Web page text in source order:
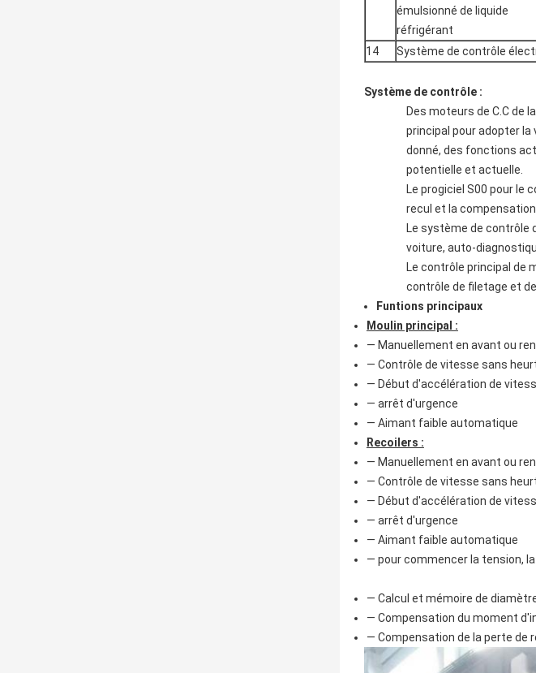
émulsionné de liquide
réfrigérant
14 Système de contrôle
Système de contrôle :
Des moteurs de C.C de
principal pour adopter
donné, des fonctions
potentielle et actuelle.
Le progiciel S00 pour le
recul et la
Le système de contrôle
voiture, auto-
Le contrôle principal de
contrôle de filetage et
Funtions principaux
Moulin principal :
— Manuellement en avant ou
— Contrôle de vitesse sans
— Début d'accélération de
— arrêt d'urgence
— Aimant faible automatique
Recoilers :
— Manuellement en avant ou
— Contrôle de vitesse sans
— Début d'accélération de
— arrêt d'urgence
— Aimant faible automatique
— pour commencer la tension,
— Calcul et mémoire de
— Compensation du moment
— Compensation de la perte de